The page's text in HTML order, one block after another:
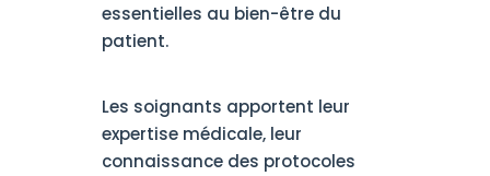
essentielles au bien-être du
patient.
Les soignants apportent leur
expertise médicale, leur
connaissance des protocoles